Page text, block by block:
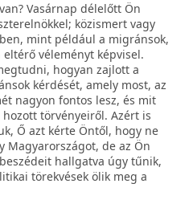
Vasárnap délelőtt Ön
közismert vagy
mint például a migránsok,
véleményt képvisel.
hogyan zajlott a
kérdését, amely most, az
nagyon fontos lesz, és mit
törvényeiről. Azért is
Ő azt kérte Öntől, hogy ne
Magyarországot, de az Ön
hallgatva úgy tűnik,
törekvések ölik meg a